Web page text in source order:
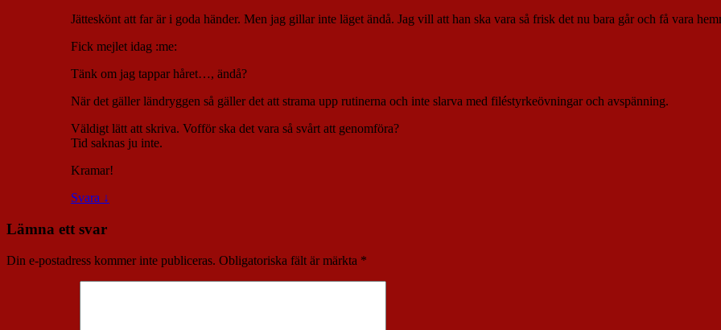
Jätteskönt att far är i goda händer. Men jag gillar inte läget ändå. Jag vill att han ska vara så frisk det nu bara går och få vara
Fick mejlet idag :me:
Tänk om jag tappar håret…, ändå?
När det gäller ländryggen så gäller det att strama upp rutinerna och inte slarva med filéstyrkeövningar och avspänning.
Väldigt lätt att skriva. Vofför ska det vara så svårt att genomföra?
Tid saknas ju inte.
Kramar!
Svara ↓
Lämna ett svar
Din e-postadress kommer inte publiceras. Obligatoriska fält är märkta *